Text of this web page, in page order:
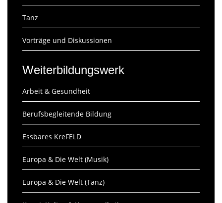
Tanz
Vorträge und Diskussionen
Weiterbildungswerk
Arbeit & Gesundheit
Berufsbegleitende Bildung
Essbares KreFELD
Europa & Die Welt (Musik)
Europa & Die Welt (Tanz)